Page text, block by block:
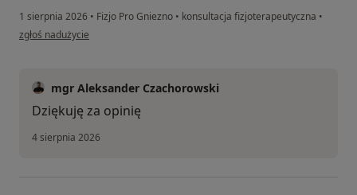
1 sierpnia 2026 • Fizjo Pro Gniezno • konsultacja fizjoterapeutyczna •
w opinii użytkownika Magdalena Stępień
zgłoś nadużycie
mgr Aleksander Czachorowski
Dziękuję za opinię
4 sierpnia 2026